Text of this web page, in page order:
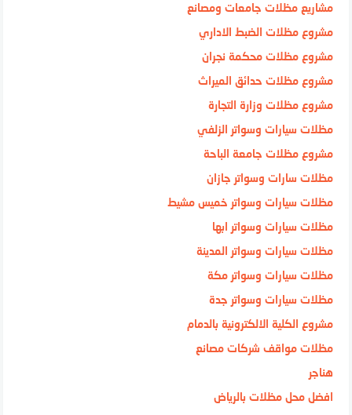
مشاريع مظلات جامعات ومصانع
مشروع مظلات الضبط الاداري
مشروع مظلات محكمة نجران
مشروع مظلات حدائق الميراث
مشروع مظلات وزارة التجارة
مظلات سيارات وسواتر الزلفي
مشروع مظلات جامعة الباحة
مظلات سارات وسواتر جازان
مظلات سيارات وسواتر خميس مشيط
مظلات سيارات وسواتر ابها
مظلات سيارات وسواتر المدينة
مظلات سيارات وسواتر مكة
مظلات سيارات وسواتر جدة
مشروع الكلية الالكترونية بالدمام
مظلات مواقف شركات مصانع
هناجر
افضل محل مظلات بالرياض